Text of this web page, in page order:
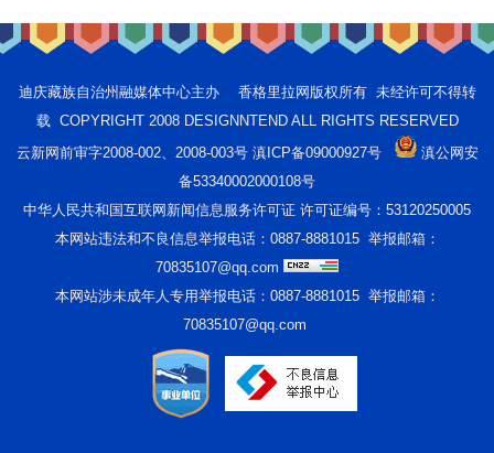
迪庆藏族自治州融媒体中心主办 香格里拉网版权所有 未经许可不得转
载 COPYRIGHT 2008 DESIGNNTEND ALL RIGHTS RESERVED
云新网前审字2008-002、2008-003号 滇ICP备09000927号
滇公网安
备53340002000108号
中华人民共和国互联网新闻信息服务许可证 许可证编号：53120250005
本网站违法和不良信息举报电话：0887-8881015 举报邮箱：
70835107@qq.com
本网站涉未成年人专用举报电话：0887-8881015 举报邮箱：
70835107@qq.com